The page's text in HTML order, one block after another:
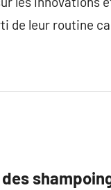
de leur routine